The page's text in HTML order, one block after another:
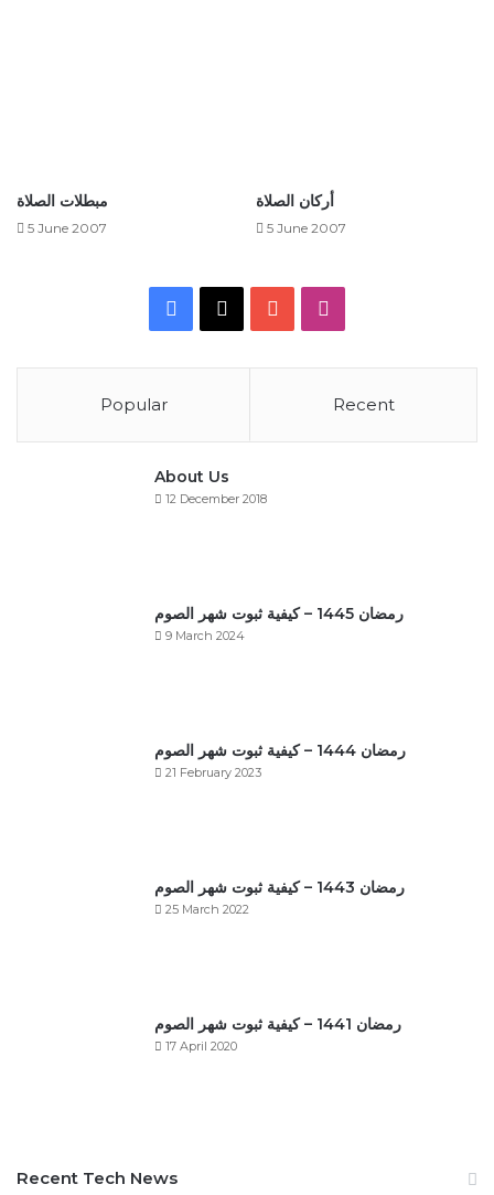
مبطلات الصلاة
5 June 2007
أركان الصلاة
5 June 2007
Facebook
X YouTube
Popular Recent
About Us
12 December 2018
رمضان 1445 – كيفية ثبوت شهر الصوم
9 March 2024
رمضان 1444 – كيفية ثبوت شهر الصوم
21 February 2023
رمضان 1443 – كيفية ثبوت شهر الصوم
25 March 2022
رمضان 1441 – كيفية ثبوت شهر الصوم
17 April 2020
Recent Tech News